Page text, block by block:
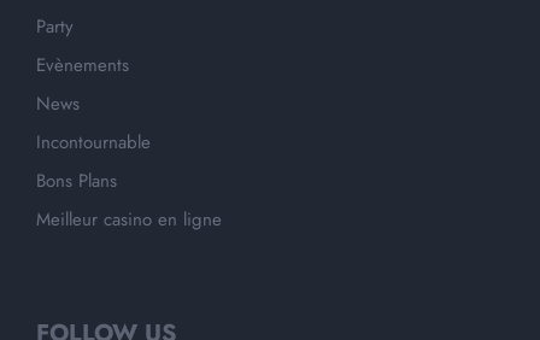
Party
Evènements
News
Incontournable
Bons Plans
Meilleur casino en ligne